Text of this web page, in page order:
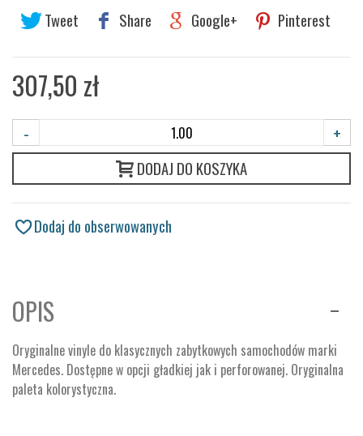
Tweet Share Google+ Pinterest
307,50 zł
- +
DODAJ DO KOSZYKA
Dodaj do obserwowanych
OPIS
Oryginalne vinyle do klasycznych zabytkowych samochodów marki
Mercedes. Dostępne w opcji gładkiej jak i perforowanej. Oryginalna
paleta kolorystyczna.